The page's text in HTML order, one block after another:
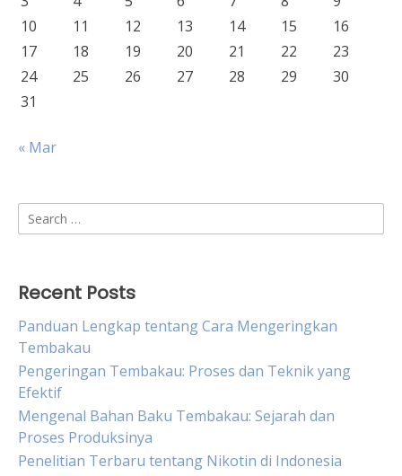
10
11 12 13 14 15
16
17
18 19 20 21 22
23
24
25 26 27 28 29
30
31
« Mar
Search
for:
Recent Posts
Panduan Lengkap tentang Cara Mengeringkan
Tembakau
Pengeringan Tembakau: Proses dan Teknik yang
Efektif
Mengenal Bahan Baku Tembakau: Sejarah dan
Proses Produksinya
Penelitian Terbaru tentang Nikotin di Indonesia